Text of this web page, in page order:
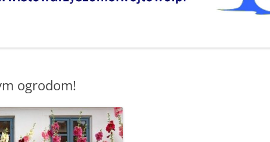
ogrodom!